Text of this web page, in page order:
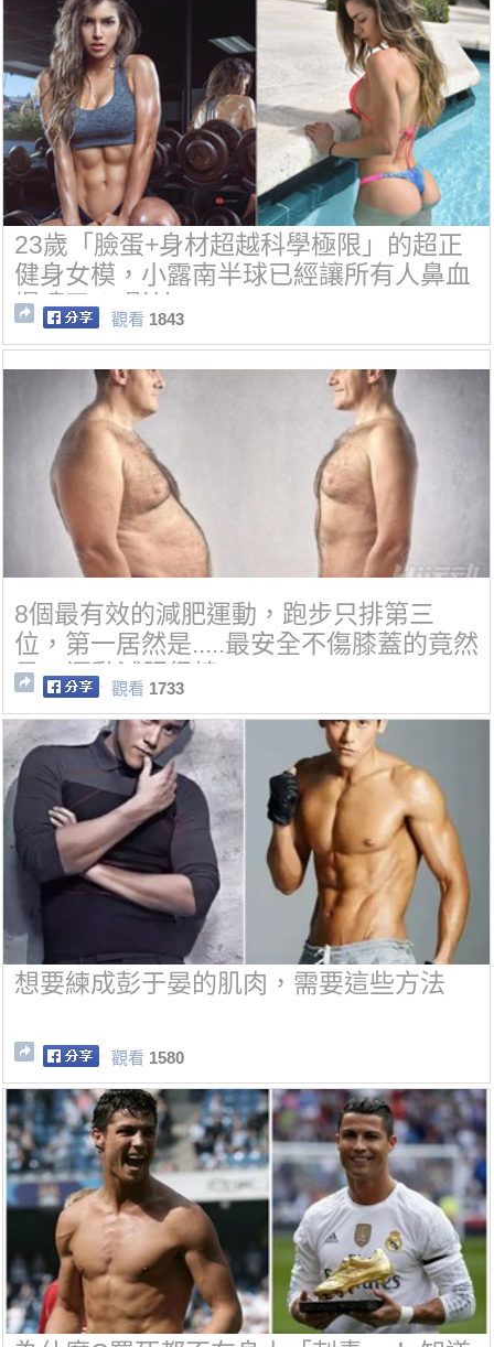
23歲「臉蛋+身材超越科學極限」的超正
健身女模，小露南半球已經讓所有人鼻血
爆噴了！(影片)
觀看 1843
8個最有效的減肥運動，跑步只排第三
位，第一居然是.....最安全不傷膝蓋的竟然
是....運動減肥很棒
觀看 1733
想要練成彭于晏的肌肉，需要這些方法
觀看 1580